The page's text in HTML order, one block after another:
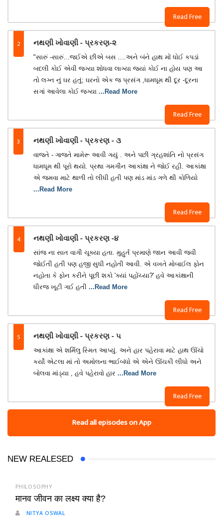
Read Free
2 નથણી ખોવાણી - પ્રકરણ-૨
Read Free
"સારું -સારું...જઈએ છીએ બસ ....અને બંને હાથ મોં ધોઈ કપડાં
બદલી કોઈ એવી જગ્યા શોધવા લાગ્યા જ્યાં કોઈ ના હોય પણ આ
તો લગ્ન નું ઘર હતું; ઘરનો એક જ પ્રસંગ ,ધામધૂમ થી દૂર -દૂરના
સગાં આવેલા કોઈ જગ્યા ...Read More
3 નથણી ખોવાણી - પ્રકરણ - ૩
Read Free
વાજતે - ગાજતે મામેરૂ આવી ગયું . અને પછી ગ્રહશાંતિ નો પ્રસંગ
ધામધૂમ થી પૂરો થયો. પ્રથા ગમગીન આકાંક્ષા ને જોઈ રહી. આકાંક્ષા
એ જમવા માટે થાળી તો લીધી‌ હતી પણ માંડ માંડ ગળે થી કોળિયો
...Read More
4 નથણી ખોવાણી - પ્રકરણ -૪
Read Free
સાંજ ના સાત વાગી ચૂક્યા હતા. મુહુર્ત પ્રમાણે જાન આવી જવી
જોઈતી હતી પણ હજી સુધી નહોતી આવી. એ વખતે મોબાઈલ ફોન
નહોતા કે ફોન કરીને પૂછી શકો 'ક્યાં પહોંચ્યા?' હવે આકાંક્ષાની
ધીરજ ખૂટી ગઈ હતી ...Read More
5 નથણી ખોવાણી - પ્રકરણ - ૫
Read Free
આકાંક્ષા એ શર્મિલુ સ્મિત આપ્યું. અને હાર પહેરાવા માટે હાથ ઊંચો
કર્યો એટલા માં તો અમોલના ભાઈબંધો એ એને ઊંચકી લીધો અને
બોલવા માંડ્યા , હવે પહેરાવો હાર ...Read More
Read all episodes on App
NEW REALESED
PHILOSOPHY
मानव जीवन का लक्ष्य क्या है?
NITYA OSWAL